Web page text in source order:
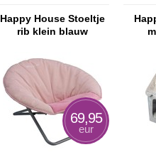
Happy House Stoeltje
rib klein blauw
69,95
eur